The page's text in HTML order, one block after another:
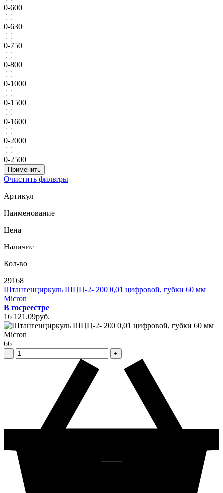
0-600
0-630
0-750
0-800
0-1000
0-1500
0-1600
0-2000
0-2500
Очистить фильтры
Артикул
Наименование
Цена
Наличие
Кол-во
29168
Штангенциркуль ШЦЦ-2- 200 0,01 цифровой, губки 60 мм
Micron
В госреестре
16 121 .09pуб.
66